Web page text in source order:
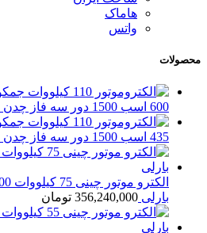
هاماک
واتس
محصولات
600 اسب 1500 دور سه فاز چدن جمکو
435 اسب 1500 دور سه فاز چدن جمکو
بارلی 356,240,000 تومان